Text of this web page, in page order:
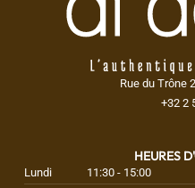
Rue du Trône
+32 2
HEURES
Lundi
11:30 - 15:00